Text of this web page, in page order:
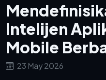
Intelijen
Mobile
23 May 2026